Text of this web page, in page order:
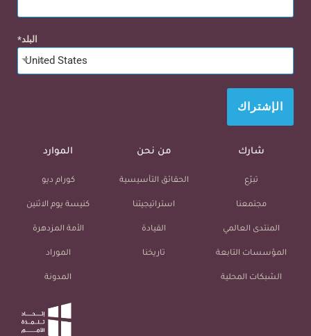
البلد
United States
×
الإشتراك
شارك
تبرّع
مجتمعنا
المنتدى العالمي
المؤسسات التابعة
الشبكات المحلية
من نحن
الحقائق التأسيسية
استراتيجيتنا
القيادة
تاريخنا
الموارد
كورام ديو
كنيسة يوم الاثنين
الأمة المزدهرة
الموراد
المدونة